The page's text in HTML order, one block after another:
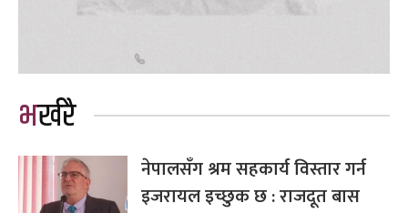
भर्खरै
नेपालसँग श्रम सहकार्य विस्तार गर्न
इजरायल इच्छुक छ : राजदूत बास